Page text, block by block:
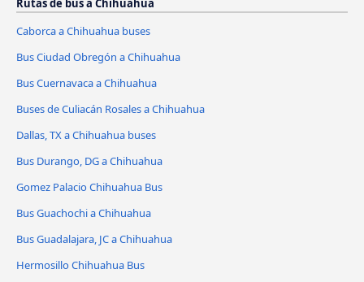
Rutas de bus a Chihuahua
Caborca a Chihuahua buses
Bus Ciudad Obregón a Chihuahua
Bus Cuernavaca a Chihuahua
Buses de Culiacán Rosales a Chihuahua
Dallas, TX a Chihuahua buses
Bus Durango, DG a Chihuahua
Gomez Palacio Chihuahua Bus
Bus Guachochi a Chihuahua
Bus Guadalajara, JC a Chihuahua
Hermosillo Chihuahua Bus